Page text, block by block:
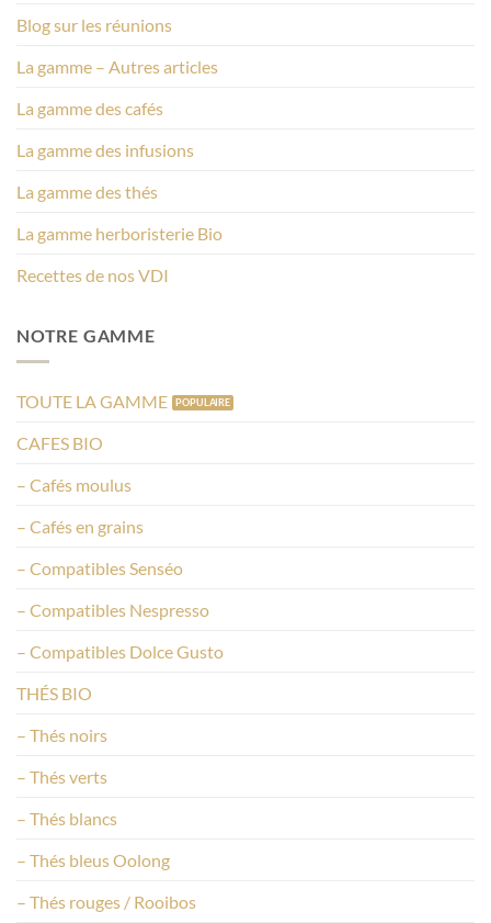
Blog sur les réunions
La gamme – Autres articles
La gamme des cafés
La gamme des infusions
La gamme des thés
La gamme herboristerie Bio
Recettes de nos VDI
NOTRE GAMME
TOUTE LA GAMME
CAFES BIO
– Cafés moulus
– Cafés en grains
– Compatibles Senséo
– Compatibles Nespresso
– Compatibles Dolce Gusto
THÉS BIO
– Thés noirs
– Thés verts
– Thés blancs
– Thés bleus Oolong
– Thés rouges / Rooibos